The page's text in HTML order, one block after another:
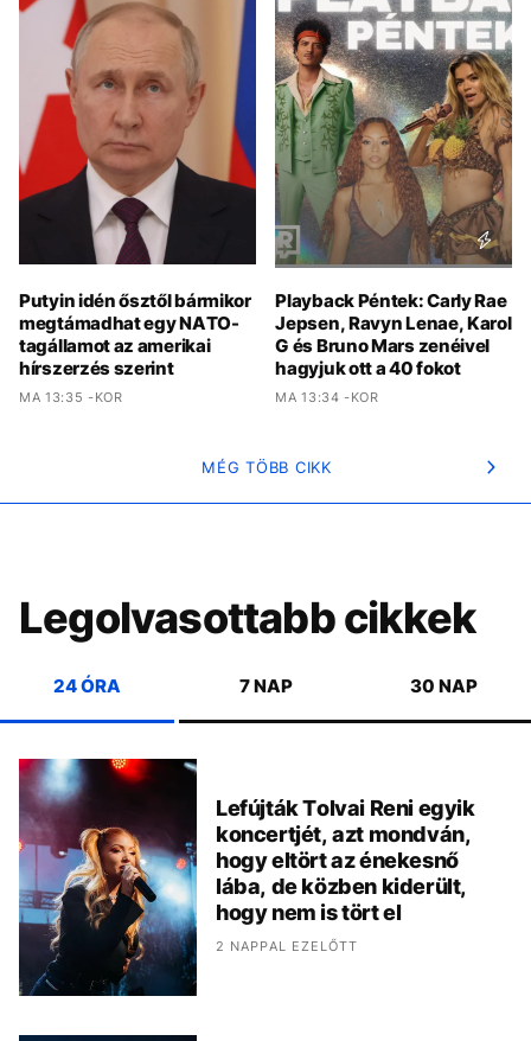
Putyin idén ősztől bármikor
megtámadhat egy NATO-
tagállamot az amerikai
hírszerzés szerint
MA 13:35 -KOR
Playback Péntek: Carly Rae
Jepsen, Ravyn Lenae, Karol
G és Bruno Mars zenéivel
hagyjuk ott a 40 fokot
MA 13:34 -KOR
MÉG TÖBB CIKK
Legolvasottabb cikkek
24 ÓRA 7 NAP 30 NAP
Lefújták Tolvai Reni egyik
koncertjét, azt mondván,
hogy eltört az énekesnő
lába, de közben kiderült,
hogy nem is tört el
2 NAPPAL EZELŐTT